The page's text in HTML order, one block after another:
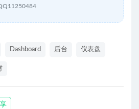
Dashboard 后台 仪表盘